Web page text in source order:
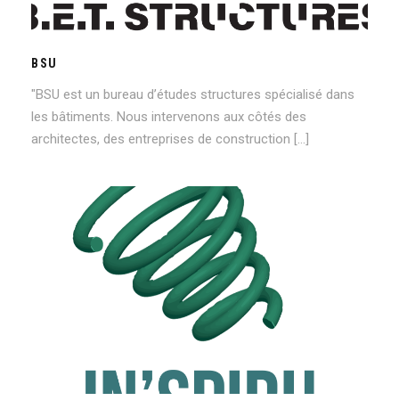
BSU
"BSU est un bureau d’études structures spécialisé dans
les bâtiments. Nous intervenons aux côtés des
architectes, des entreprises de construction […]
IN’SPIRU